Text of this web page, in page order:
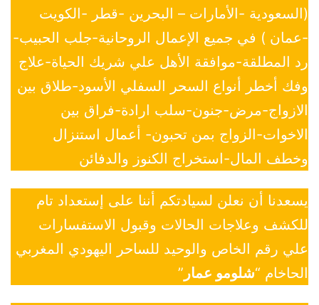
(السعودية -الأمارات – البحرين -قطر -الكويت
-عمان ) في جميع الإعمال الروحانية-جلب الحبيب-
رد المطلقة-موافقة الأهل علي شريك الحياة-علاج
وفك أخطر أنواع السحر السفلي الأسود-طلاق بين
الازواج-مرض-جنون-سلب ارادة-فراق بين
الاخوات-الزواج بمن تحبون- أعمال استنزال
وخطف المال-استخراج الكنوز والدفائن
يسعدنا أن نعلن لسيادتكم أننا على إستعداد تام
للكشف وعلاجات الحالات وقبول الاستفسارات
علي رقم الخاص والوحيد للساحر اليهودي المغربي
الحاخام “شلومو عمار ”